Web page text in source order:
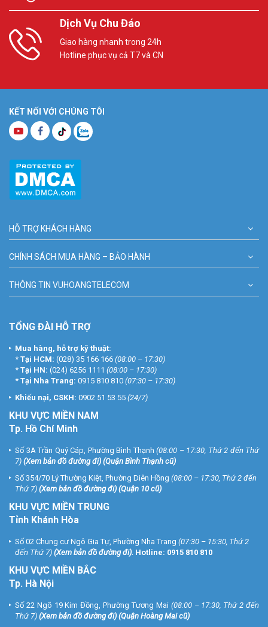
Dịch Vụ Chu Đáo
Giao hàng nhanh trong 24h
Hotline phục vụ cả T7 và CN
KẾT NỐI VỚI CHÚNG TÔI
HỖ TRỢ KHÁCH HÀNG
CHÍNH SÁCH MUA HÀNG – BẢO HÀNH
THÔNG TIN VUHOANGTELECOM
TỔNG ĐÀI HỖ TRỢ
Mua hàng, hỗ trợ kỹ thuật:
* Tại HCM: (028) 35 166 166 (08:00 – 17:30)
* Tại HN: (024) 6256 1111 (08:00 – 17:30)
* Tại Nha Trang: 0915 810 810 (07:30 – 17:30)
Khiếu nại, CSKH: 0902 51 53 55 (24/7)
KHU VỰC MIỀN NAM
Tp. Hồ Chí Minh
Số 3A Trần Quý Cáp, Phường Bình Thạnh (08:00 – 17:30, Thứ 2 đến Thứ
7) (Xem bản đồ đường đi) (Quận Bình Thạnh cũ)
Số 354/70 Lý Thường Kiệt, Phường Diên Hồng (08:00 – 17:30, Thứ 2 đến
Thứ 7) (Xem bản đồ đường đi) (Quận 10 cũ)
KHU VỰC MIỀN TRUNG
Tỉnh Khánh Hòa
Số 02 Chung cư Ngô Gia Tự, Phường Nha Trang (07:30 – 15:30, Thứ 2
đến Thứ 7) (Xem bản đồ đường đi). Hotline: 0915 810 810
KHU VỰC MIỀN BẮC
Tp. Hà Nội
Số 22 Ngõ 19 Kim Đồng, Phường Tương Mai (08:00 – 17:30, Thứ 2 đến
Thứ 7) (Xem bản đồ đường đi) (Quận Hoàng Mai cũ)